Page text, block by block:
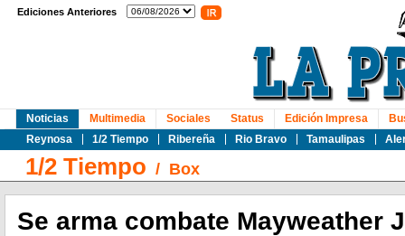
Ediciones Anteriores
Noticias
Reynosa
1/2 Tiempo Ribereña Rio Bravo Tamaulipas
Multimedia Sociales Status Edición Impresa
1/2 Tiempo / Box
Se arma combate Mayweather